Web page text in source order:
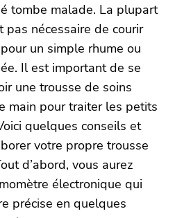
tombe malade. La plupart
pas nécessaire de courir
un simple rhume ou
Il est important de se
une trousse de soins
main pour traiter les petits
quelques conseils et
votre propre trousse
d’abord, vous aurez
électronique qui
précise en quelques